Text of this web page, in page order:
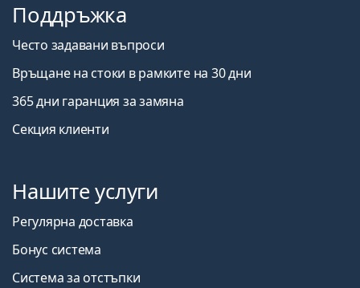
Поддръжка
Често задавани въпроси
Връщане на стоки в рамките на 30 дни
365 дни гаранция за замяна
Секция клиенти
Нашите услуги
Регулярна доставка
Бонус система
Система за отстъпки